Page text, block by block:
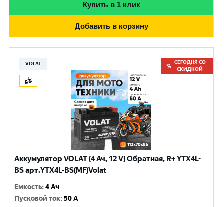
Купить в 1 клик
Добавить в корзину
VOLAT
СЕГОДНЯ СО
СКИДКОЙ
Аккумулятор VOLAT (4 Ач, 12 V) Обратная, R+ YTX4L-
BS арт.YTX4L-BS(MF)Volat
Емкость:4 Ач
Пусковой ток:50 A